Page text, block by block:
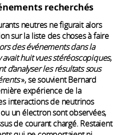
recherchés
neutres ne figurait alors
sur la liste des choses à faire
des événements dans la
huit vues stéréoscopiques,
d’analyser les résultats sous
», se souvient Bernard
expérience de la
interactions de neutrinos
un électron sont observées,
de courant chargé. Restaient